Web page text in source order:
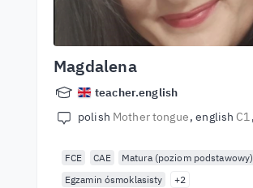
Magdalena
teacher.english
polish Mother tongue english C1
FCE CAE
Matura (poziom podstawowy)
Egzamin ósmoklasisty
+2